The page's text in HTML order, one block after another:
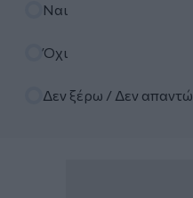
Ναι
Όχι
Δεν ξέρω / Δεν απαντώ